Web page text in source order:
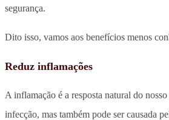
segurança.
Dito isso, vamos aos benefícios menos
Reduz inflamações
A inflamação é a resposta natural do
infecção, mas também pode ser causada